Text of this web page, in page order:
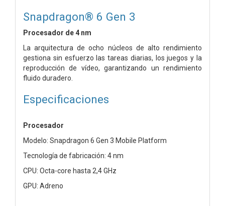
Snapdragon® 6 Gen 3
Procesador de 4 nm
La arquitectura de ocho núcleos de alto rendimiento
gestiona sin esfuerzo las tareas diarias, los juegos y la
reproducción de vídeo, garantizando un rendimiento
fluido duradero.
Especificaciones
Procesador
Modelo: Snapdragon 6 Gen 3 Mobile Platform
Tecnología de fabricación: 4 nm
CPU: Octa-core hasta 2,4 GHz
GPU: Adreno